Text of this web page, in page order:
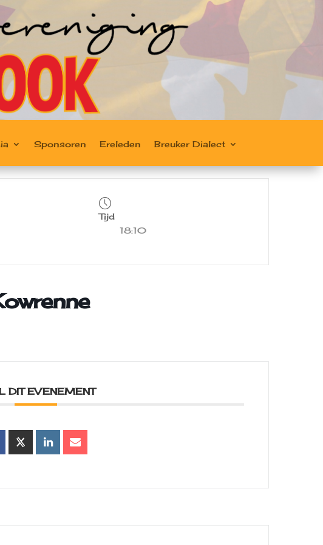
Sponsoren Ereleden Breuker Dialect
Tijd
18:10
DIT EVENEMENT